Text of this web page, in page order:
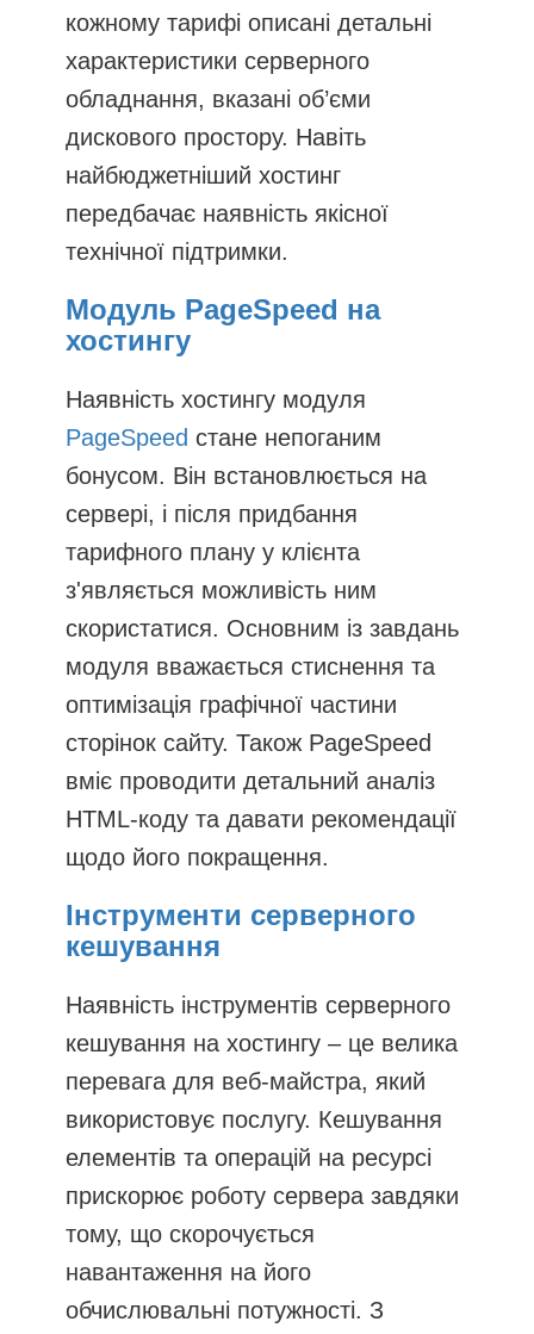
кожному тарифі описані детальні
характеристики серверного
обладнання, вказані об’єми
дискового простору. Навіть
найбюджетніший хостинг
передбачає наявність якісної
технічної підтримки.
Модуль PageSpeed ​​на
хостингу
Наявність хостингу модуля
PageSpeed ​​стане непоганим
бонусом. Він встановлюється на
сервері, і після придбання
тарифного плану у клієнта
з'являється можливість ним
скористатися. Основним із завдань
модуля вважається стиснення та
оптимізація графічної частини
сторінок сайту. Також PageSpeed ​​
вміє проводити детальний аналіз
HTML-коду та давати рекомендації
щодо його покращення.
Інструменти серверного
кешування
Наявність інструментів серверного
кешування на хостингу – це велика
перевага для веб-майстра, який
використовує послугу. Кешування
елементів та операцій на ресурсі
прискорює роботу сервера завдяки
тому, що скорочується
навантаження на його
обчислювальні потужності. З